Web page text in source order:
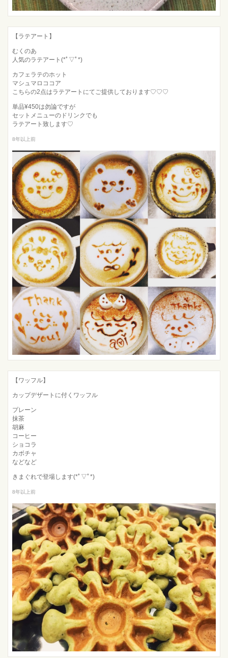
【ラテアート】
むくのあ
人気のラテアート(*ﾟ▽ﾟ*)
カフェラテのホット
マシュマロココア
こちらの2点はラテアートにてご提供しております♡♡♡
単品¥450は勿論ですが
セットメニューのドリンクでも
ラテアート致します♡
8年以上前
【ワッフル】
カップデザートに付くワッフル
プレーン
抹茶
胡麻
コーヒー
ショコラ
カボチャ
などなど
きまぐれで登場します(*ﾟ▽ﾟ*)
8年以上前